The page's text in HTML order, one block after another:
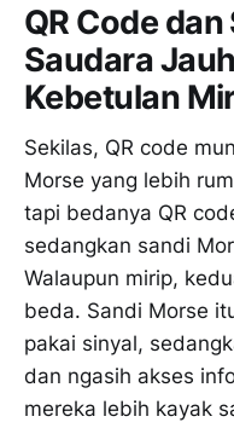
QR Code
Saudara
Kebetulan
Sekilas, QR code
Morse yang lebih
tapi bedanya QR
sedangkan sandi
Walaupun mirip,
beda. Sandi Morse
pakai sinyal,
dan ngasih akses
mereka lebih kayak